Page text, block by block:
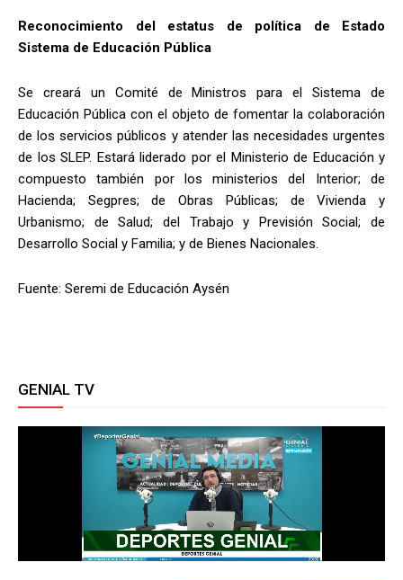
Reconocimiento del estatus de política de Estado
Sistema de Educación Pública
Se creará un Comité de Ministros para el Sistema de
Educación Pública con el objeto de fomentar la colaboración
de los servicios públicos y atender las necesidades urgentes
de los SLEP. Estará liderado por el Ministerio de Educación y
compuesto también por los ministerios del Interior; de
Hacienda; Segpres; de Obras Públicas; de Vivienda y
Urbanismo; de Salud; del Trabajo y Previsión Social; de
Desarrollo Social y Familia; y de Bienes Nacionales.
Fuente: Seremi de Educación Aysén
GENIAL TV